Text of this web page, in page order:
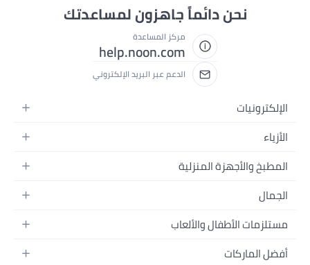
نحن دائماً جاهزون لمساعدتك
مركز المساعدة
help.noon.com
الدعم عبر البريد الإلكتروني
الإلكترونيات
الجوالات
اللابتوبات
الأجهزة المنزلية
التلفزيونات
السماعات
الأزياء
أزياء نسائية
أزياء البنات
أزياء الأولاد
المطبخ والأجهزة المنزلية
الحمام
المطبخ والسفرة
أدوات وتحسين المنزل
الجمال
العطور
العناية بالشعر
مستلزمات الأطفال والألعاب
الحفاضات
أفضل الماركات